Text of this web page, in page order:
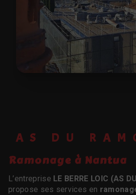
AS DU
ramonage à Nantua
L’entreprise LE BERRE LOIC (AS
propose ses services en